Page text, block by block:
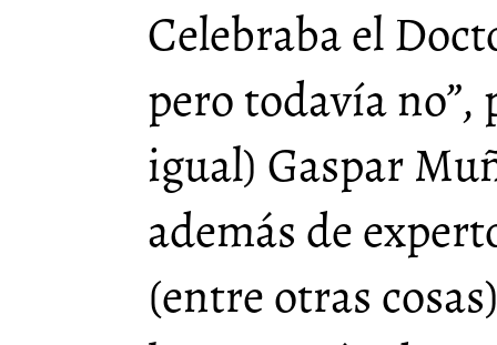
Celebraba el
pero todavía no”,
igual) Gaspar
además de
(entre otras